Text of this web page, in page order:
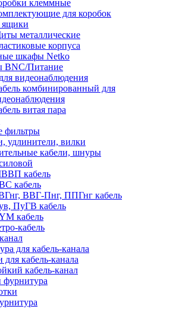
клеммные
для коробок
металлические
корпуса
шкафы Netko
BNC/Питание
видеонаблюдения
комбинированный для
витая пара
фильтры
удлинители, вилки
кабели, шнуры
кабель
кабель
ВВГ-Пнг, ППГнг кабель
ПуГВ кабель
кабель
кабель
для кабель-канала
для кабель-канала
кабель-канал
фурнитура